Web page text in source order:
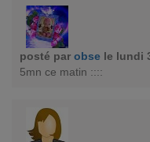
posté par obse le lundi
5mn ce matin ::::